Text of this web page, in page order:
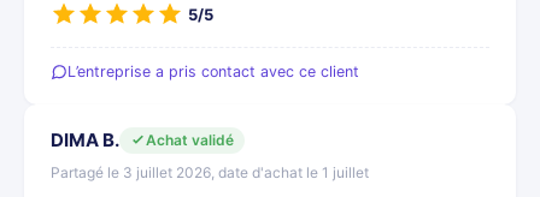
5/5
L’entreprise a pris contact avec ce client
DIMA B.
Achat validé
Partagé le 3 juillet 2026, date d'achat le 1 juillet